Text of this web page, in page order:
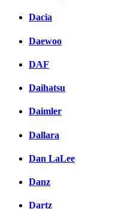
Dacia
Daewoo
DAF
Daihatsu
Daimler
Dallara
Dan LaLee
Danz
Dartz